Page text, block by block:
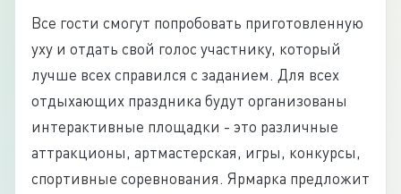
Все гости смогут попробовать приготовленную
уху и отдать свой голос участнику, который
лучше всех справился с заданием. Для всех
отдыхающих праздника будут организованы
интерактивные площадки - это различные
аттракционы, артмастерская, игры, конкурсы,
спортивные соревнования. Ярмарка предложит